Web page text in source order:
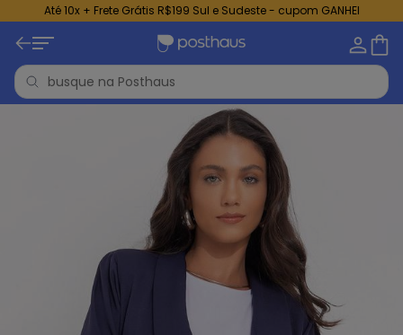
Até 10x + Frete Grátis R$199 Sul e Sudeste - cupom GANHEI